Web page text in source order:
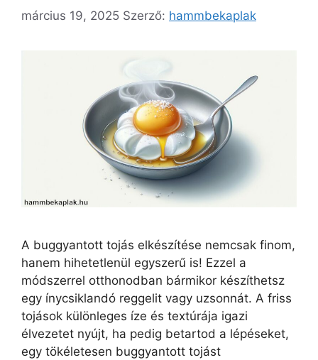
március 19, 2025 Szerző: hammbekaplak
A buggyantott tojás elkészítése nemcsak finom,
hanem hihetetlenül egyszerű is! Ezzel a
módszerrel otthonodban bármikor készíthetsz
egy ínycsiklandó reggelit vagy uzsonnát. A friss
tojások különleges íze és textúrája igazi
élvezetet nyújt, ha pedig betartod a lépéseket,
egy tökéletesen buggyantott tojást